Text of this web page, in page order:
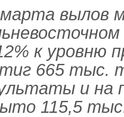
вылов
к уровню
665 тыс.
и на
115,5